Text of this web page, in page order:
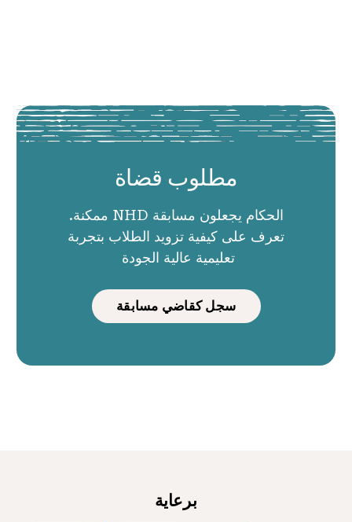
مطلوب قضاة
الحكام يجعلون مسابقة NHD ممكنة.
تعرف على كيفية تزويد الطلاب بتجربة
تعليمية عالية الجودة
سجل كقاضي مسابقة
برعاية